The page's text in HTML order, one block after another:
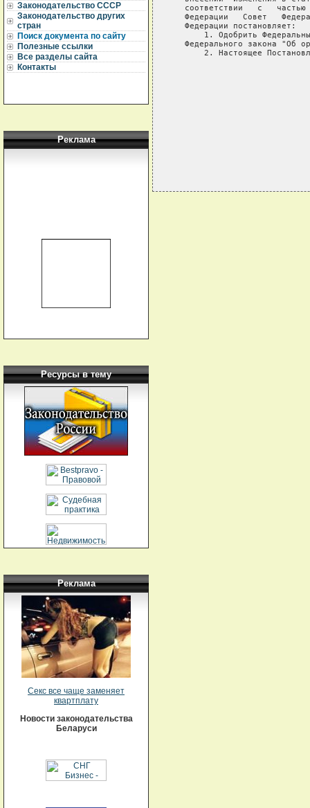
Законодательство СССР
Законодательство других
стран
Поиск документа по сайту
Полезные ссылки
Все разделы сайта
Контакты
Реклама
Ресурсы в тему
Реклама
Секс все чаще заменяет
квартплату
Новости законодательства
Беларуси
соответствии   с
Федерации   Совет
   Федерации постановляет:
1. Одобрить
Федерального закона "Об
2. Настоящее